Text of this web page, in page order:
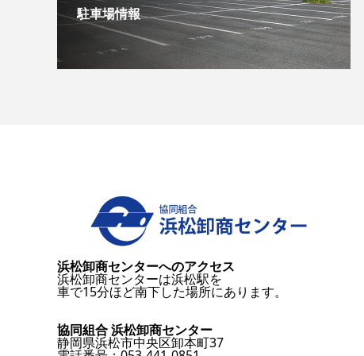
駐車場情報
浜松卸商センターへのアクセス
浜松卸商センターは浜松駅を
車で15分ほど南下した場所にあります。
協同組合 浜松卸商センター
静岡県浜松市中央区卸本町37